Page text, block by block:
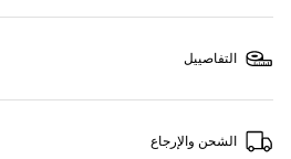
التفاصييل
الشحن والإرجاع